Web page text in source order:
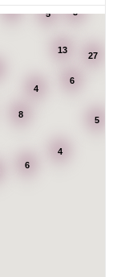
27
8
4
6
6
13
4
5
3
5